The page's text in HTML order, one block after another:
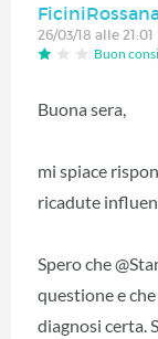
26/03/18 alle 21:01
Buon
Buona sera,
mi spiace
ricadute
Spero che
questione e
diagnosi certa.